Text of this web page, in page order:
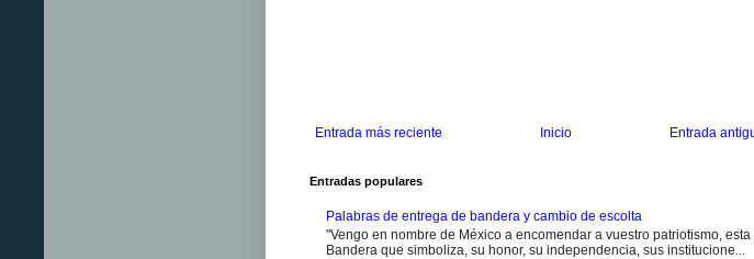
Entrada más reciente Entrada
Inicio
Entradas populares
Palabras de entrega de bandera y cambio de escolta
"Vengo en nombre de México a encomendar a vuestro patriotismo, esta
Bandera que simboliza, su honor, su independencia, sus institucione...